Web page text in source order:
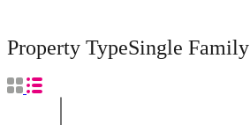
Property TypeSingle Family